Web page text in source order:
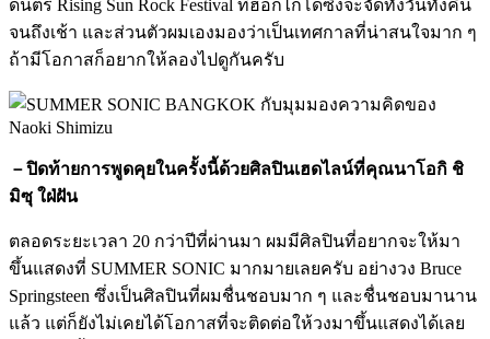
ดนตรี Rising Sun Rock Festival ที่ฮอกไกโดซึ่งจะจัดทั้งวันทั้งคืน
จนถึงเช้า และส่วนตัวผมเองมองว่าเป็นเทศกาลที่น่าสนใจมาก ๆ
ถ้ามีโอกาสก็อยากให้ลองไปดูกันครับ
－ปิดท้ายการพูดคุยในครั้งนี้ด้วยศิลปินเฮดไลน์ที่คุณนาโอกิ ชิ
มิซุ ใฝ่ฝัน
ตลอดระยะเวลา 20 กว่าปีที่ผ่านมา ผมมีศิลปินที่อยากจะให้มา
ขึ้นแสดงที่ SUMMER SONIC มากมายเลยครับ อย่างวง Bruce
Springsteen ซึ่งเป็นศิลปินที่ผมชื่นชอบมาก ๆ และชื่นชอบมานาน
แล้ว แต่ก็ยังไม่เคยได้โอกาสที่จะติดต่อให้วงมาขึ้นแสดงได้เลย